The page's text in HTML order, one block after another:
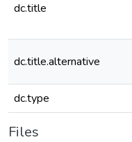
dc.title
dc.title.alternative
dc.type
Files